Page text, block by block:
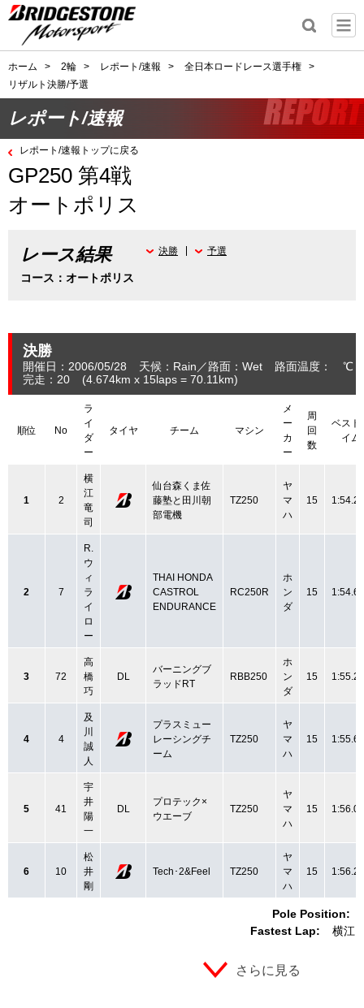
ホーム > 2輪 > レポート/速報 > 全日本ロードレース選手権
>
リザルト決勝/予選
レポート/速報
レポート/速報トップに戻る
GP250 第4戦
オートポリス
レース結果
コース：オートポリス
決勝 予選
決勝
開催日：2006/05/28 天候：Rain 路面：Wet
路面温度： ℃
完走：20
(4.674km x 15laps = 70.11 km)
順位 No
ラ
イ
ダ
ー
タイヤ チーム マシン
メ
ー
カ
ー
周
回
数
ベスト
イム
Pole Position:
Fastest Lap:
横江
1 2
横
江
竜
司
仙台森くま佐
藤塾と田川朝
部電機
TZ250
ヤ
マ
ハ
15
2 7
R.
ウ
ィ
ラ
イ
ロ
ー
THAI HONDA
CASTROL
ENDURANCE
RC250R
ホ
ン
ダ
15
3 72
高
橋
巧
DL
バーニングブ
ラッドRT
RBB250
ホ
ン
ダ
15
4 4
及
川
誠
人
プラスミュー
レーシングチ
ーム
TZ250
ヤ
マ
ハ
15
5 41
宇
井
陽
一
DL
プロテック×
ウエーブ
TZ250
ヤ
マ
ハ
15
6 10
松
井
剛
Tech･2&Feel TZ250
ヤ
マ
ハ
15
さらに見る